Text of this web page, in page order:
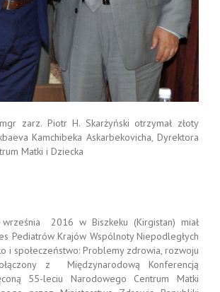
zarz. Piotr H. Skarżyński otrzymał złoty
Kamchibeka Askarbekovicha, Dyrektora
Matki i Dziecka
2016 w Biszkeku (Kirgistan) miał
Pediatrów Krajów Wspólnoty Niepodległych
i społeczeństwo: Problemy zdrowia, rozwoju
z Międzynarodową Konferencją
55-leciu Narodowego Centrum Matki